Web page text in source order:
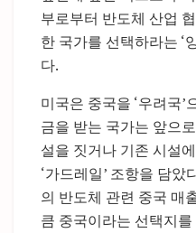
부로부터 반도체 산업
한 국가를 선택하라는 ‘
다.
미국은 중국을 ‘우려국
금을 받는 국가는 앞으
설을 짓거나 기존 시설
‘가드레일’ 조항을 담았
의 반도체 관련 중국 매
큼 중국이라는 선택지